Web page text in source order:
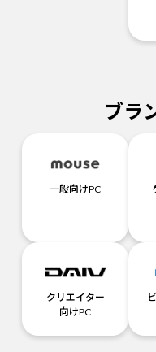
ブラ
一般向けPC
クリエイター
向けPC